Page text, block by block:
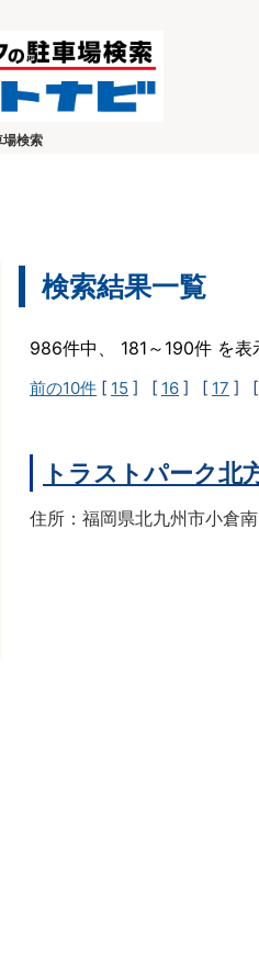
場検索
検索結果一覧
986件中、 181～190件 を表
前の10件 [ 15 ] [ 16 ] [ 17 ] [
トラストパーク北
住所：福岡県北九州市小倉